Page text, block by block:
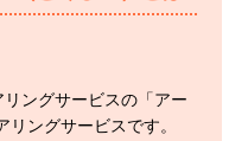
ングサービスの「アー
ングサービスです。